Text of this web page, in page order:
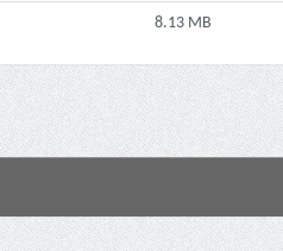
8.13 MB